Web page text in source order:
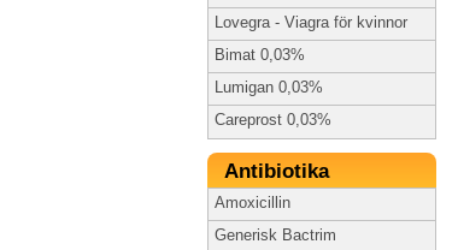
Lovegra - Viagra för kvinnor
Bimat 0,03%
Lumigan 0,03%
Careprost 0,03%
Antibiotika
Amoxicillin
Generisk Bactrim